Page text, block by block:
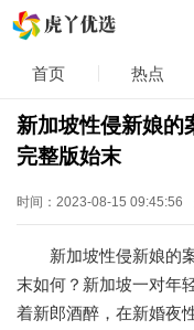
首页 热点
新加坡性侵新娘的
完整版始末
时间：2023-08-15 09:45:56
新加坡性侵新娘的案
末如何？新加坡一对年
着新郎酒醉，在新婚夜